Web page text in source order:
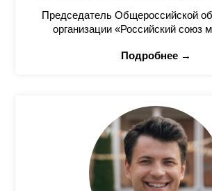
Председатель Общероссийской
организации «Российский союз
Подробнее →